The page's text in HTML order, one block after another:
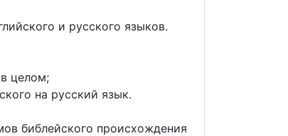
и русского языков.
целом;
на русский язык.
библейского происхождения